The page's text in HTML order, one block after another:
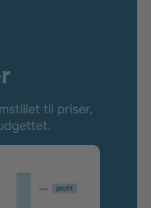
til priser,